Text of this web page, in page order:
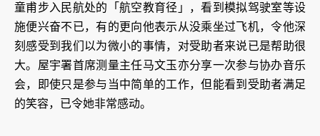
童甫步入民航处的「航空教育径」，看到模拟驾驶室等设
施便兴奋不已，有的更向他表示从没乘坐过飞机，令他深
刻感受到我们以为微小的事情，对受助者来说已是帮助很
大。屋宇署首席测量主任马文玉亦分享一次参与协办音乐
会，即使只是参与当中简单的工作，但能看到受助者满足
的笑容，已令她非常感动。